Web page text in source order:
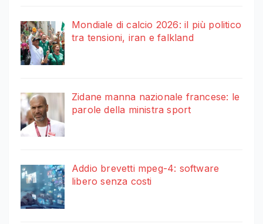
Mondiale di calcio 2026: il più politico
tra tensioni, iran e falkland
Zidane manna nazionale francese: le
parole della ministra sport
Addio brevetti mpeg-4: software
libero senza costi